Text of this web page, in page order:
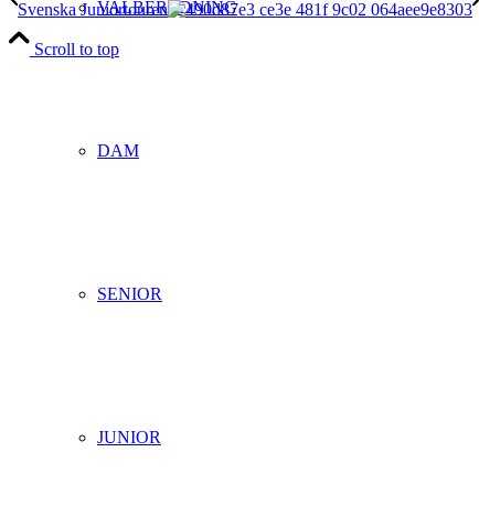
VALBEREDNING
DAM
SENIOR
JUNIOR
Svenska Juniortouren
Scroll to top